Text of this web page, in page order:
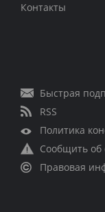
Контакты
Быстрая
RSS
Политика
Сообщить об
Правовая